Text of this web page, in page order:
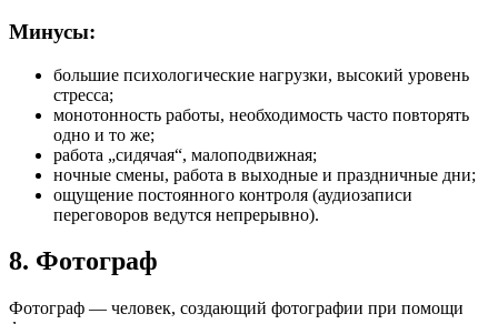
Минусы:
большие психологические нагрузки, высокий уровень
стресса;
монотонность работы, необходимость часто повторять
одно и то же;
работа „сидячая“, малоподвижная;
ночные смены, работа в выходные и праздничные дни;
ощущение постоянного контроля (аудиозаписи
переговоров ведутся непрерывно).
8. Фотограф
Фотограф — человек, создающий фотографии при помощи